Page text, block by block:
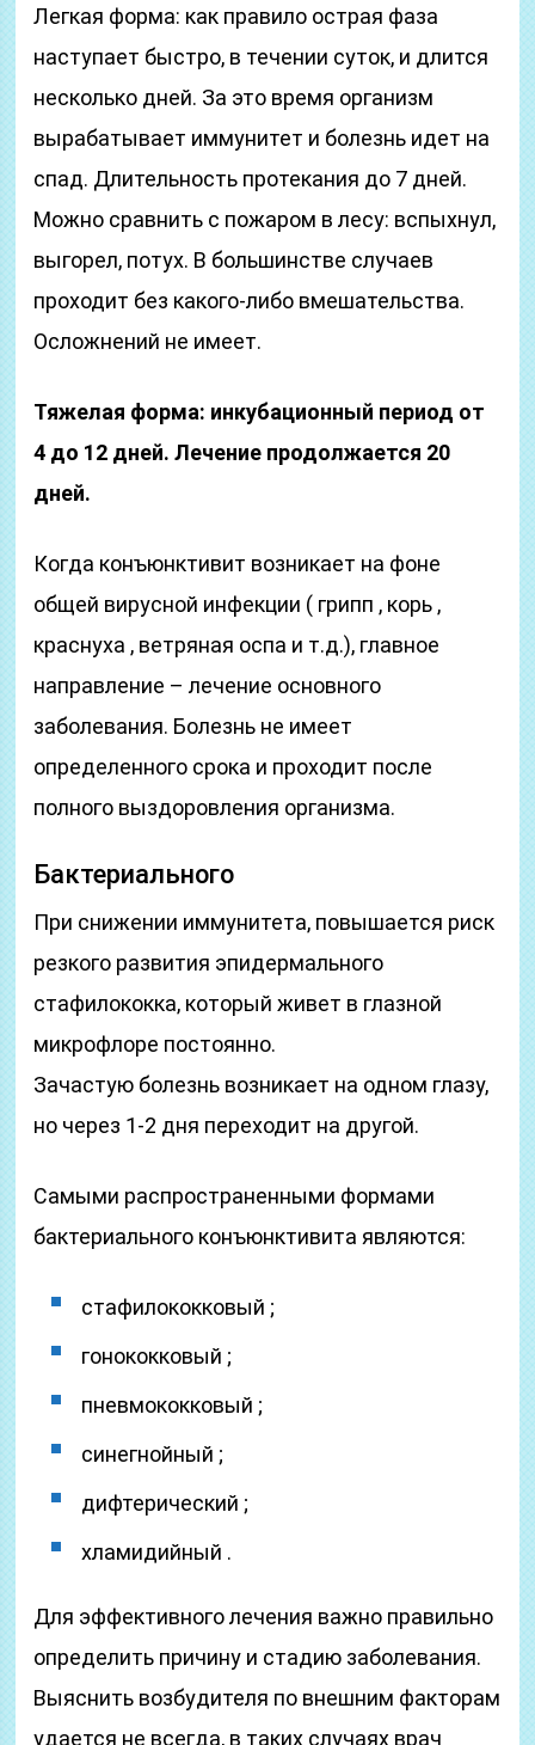
Легкая форма: как правило острая фаза
наступает быстро, в течении суток, и длится
несколько дней. За это время организм
вырабатывает иммунитет и болезнь идет на
спад. Длительность протекания до 7 дней.
Можно сравнить с пожаром в лесу: вспыхнул,
выгорел, потух. В большинстве случаев
проходит без какого-либо вмешательства.
Осложнений не имеет.
Тяжелая форма: инкубационный период от
4 до 12 дней. Лечение продолжается 20
дней.
Когда конъюнктивит возникает на фоне
общей вирусной инфекции ( грипп , корь ,
краснуха , ветряная оспа и т.д.), главное
направление – лечение основного
заболевания. Болезнь не имеет
определенного срока и проходит после
полного выздоровления организма.
Бактериального
При снижении иммунитета, повышается риск
резкого развития эпидермального
стафилококка, который живет в глазной
микрофлоре постоянно.
Зачастую болезнь возникает на одном глазу,
но через 1-2 дня переходит на другой.
Самыми распространенными формами
бактериального конъюнктивита являются:
стафилококковый ;
гонококковый ;
пневмококковый ;
синегнойный ;
дифтерический ;
хламидийный .
Для эффективного лечения важно правильно
определить причину и стадию заболевания.
Выяснить возбудителя по внешним факторам
удается не всегда, в таких случаях врач